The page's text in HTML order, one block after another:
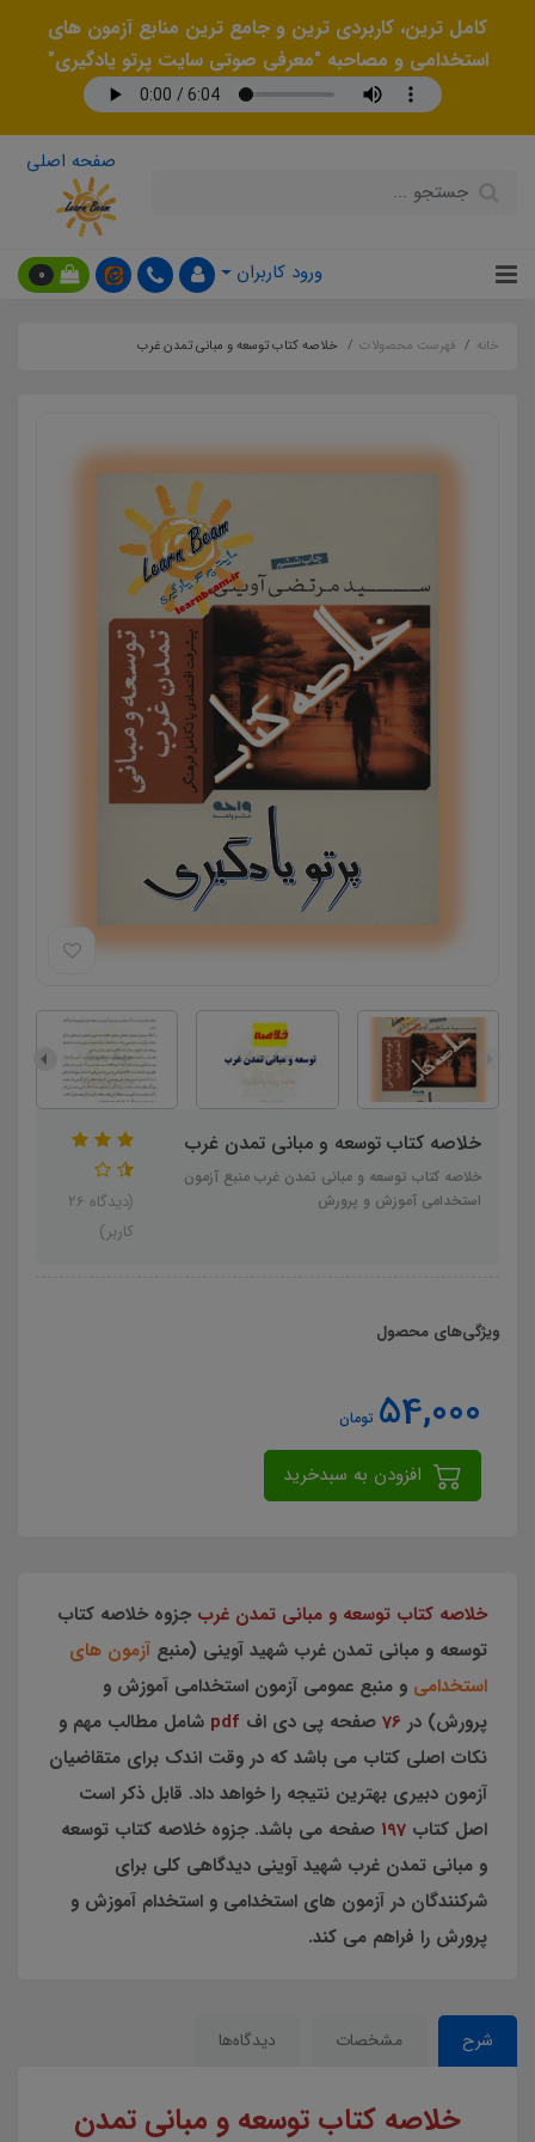
کامل ترین، کاربردی ترین و جامع ترین منابع آزمون های
استخدامی و مصاحبه "معرفی صوتی سایت پرتو یادگیری"
صفحه اصلی
ورود کاربران 0
خانه فهرست محصولات خلاصه کتاب توسعه و مبانی تمدن غرب
خلاصه کتاب توسعه و مبانی تمدن غرب
خلاصه کتاب توسعه و مبانی تمدن غرب منبع آزمون
استخدامی آموزش و پرورش
(دیدگاه 26
کاربر)
ویژگی‌های محصول
54,000 تومان
خلاصه کتاب توسعه و مبانی تمدن غرب جزوه خلاصه کتاب
توسعه و مبانی تمدن غرب شهید آوینی (منبع آزمون های
استخدامی و منبع عمومی آزمون استخدامی آموزش و
پرورش) در 76 صفحه پی دی اف pdf شامل مطالب مهم و
نکات اصلی کتاب می باشد که در وقت اندک برای متقاضیان
آزمون دبیری بهترین نتیجه را خواهد داد. قابل ذکر است
اصل کتاب 197 صفحه می باشد. جزوه خلاصه کتاب توسعه
و مبانی تمدن غرب شهید آوینی دیدگاهی کلی برای
شرکنندگان در آزمون های استخدامی و استخدام آموزش و
پرورش را فراهم می کند.
شرح مشخصات دیدگاه‌ها
خلاصه کتاب توسعه و مبانی تمدن